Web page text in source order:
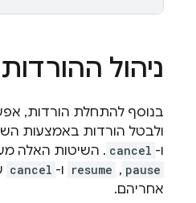
ניהול ההורדות
בנוסף להתחלת הורדות,
ולבטל הורדות באמצעות
ו- cancel . השיטות האלה
pause
,‏
resume ו- cancel
אחריהם.